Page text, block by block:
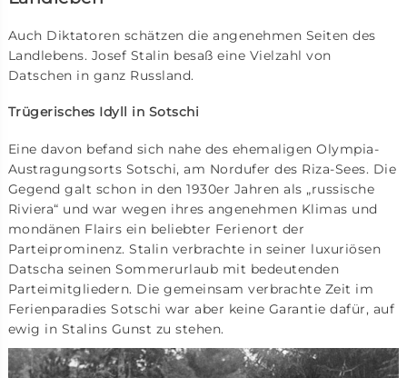
Auch Diktatoren schätzen die angenehmen Seiten des
Landlebens. Josef Stalin besaß eine Vielzahl von
Datschen in ganz Russland.
Trügerisches Idyll in Sotschi
Eine davon befand sich nahe des ehemaligen Olympia-
Austragungsorts Sotschi, am Nordufer des Riza-Sees. Die
Gegend galt schon in den 1930er Jahren als „russische
Riviera“ und war wegen ihres angenehmen Klimas und
mondänen Flairs ein beliebter Ferienort der
Parteiprominenz. Stalin verbrachte in seiner luxuriösen
Datscha seinen Sommerurlaub mit bedeutenden
Parteimitgliedern. Die gemeinsam verbrachte Zeit im
Ferienparadies Sotschi war aber keine Garantie dafür, auf
ewig in Stalins Gunst zu stehen.